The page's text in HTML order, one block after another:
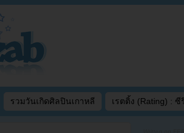
รวมวันเกิดศิลปินเกาหลี เรตติ้ง (Rating) : ซี